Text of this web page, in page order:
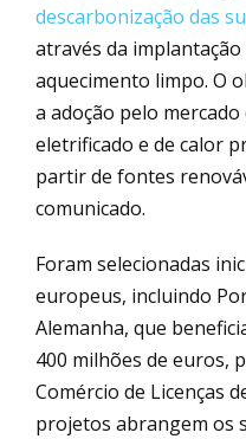
descarbonização das
através da
aquecimento limpo. O
a adoção pelo
eletrificado e de calor
partir de fontes
comunicado.
Foram selecionadas
europeus, incluindo
Alemanha, que
400 milhões de euros,
Comércio de Licenças
projetos abrangem os